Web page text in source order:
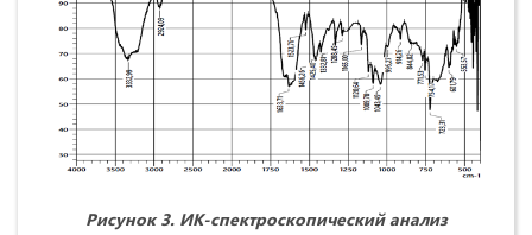
Рисунок 3. ИК-спектроскопический анализ